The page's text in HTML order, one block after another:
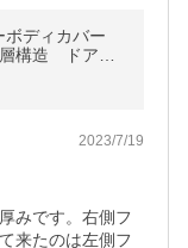
ディカバー
構造 ドア開
付
2023/7/19
みです。右側フ
来たのは左側フ